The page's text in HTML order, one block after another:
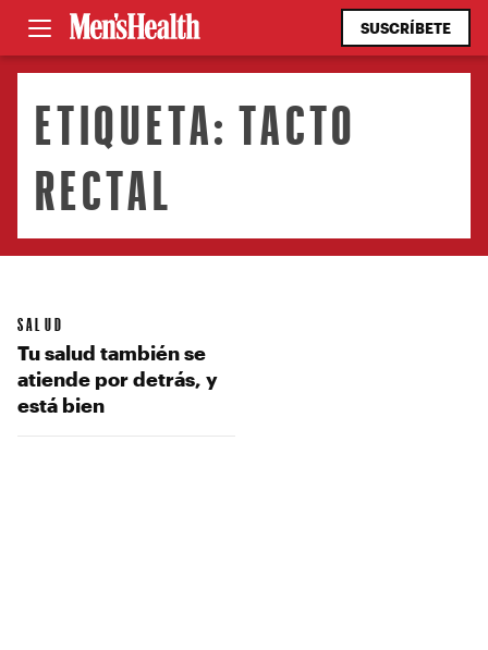
SUSCRÍBETE
ETIQUETA:TACTO
RECTAL
SALUD
Tu salud también se
atiende por detrás, y
está bien